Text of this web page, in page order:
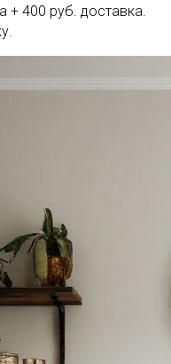
+ 400 руб. доставка.